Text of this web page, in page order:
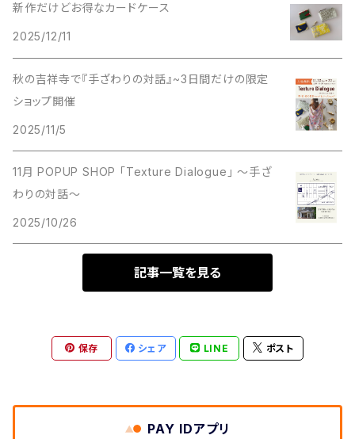
新作だけどお得なカードケース
2025/12/11
秋の吉祥寺で『手ざわりの対話』~3日間だけの限定
ショップ開催
2025/11/5
11月 POPUP SHOP 「Texture Dialogue」 ～手ざ
わりの対話～
2025/10/26
記事一覧を見る
保存 シェア LINE ポスト
PAY IDアプリ